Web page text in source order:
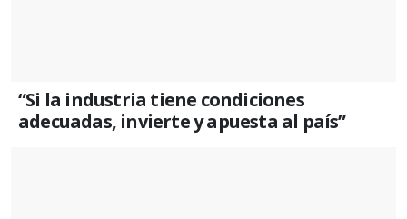
“Si la industria tiene condiciones
adecuadas, invierte y apuesta al país”